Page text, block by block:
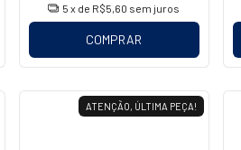
5 x de R$5,60 sem juros
COMPRAR
ATENÇÃO, ÚLTIMA PEÇA!